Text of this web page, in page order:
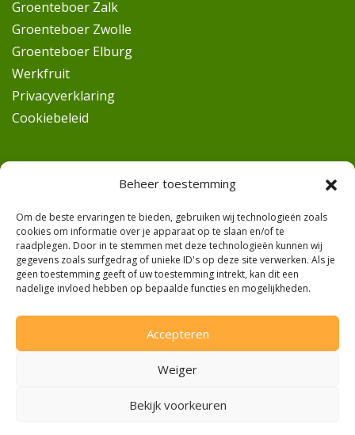
Beheer toestemming
Om de beste ervaringen te bieden, gebruiken wij technologieën zoals
cookies om informatie over je apparaat op te slaan en/of te
raadplegen. Door in te stemmen met deze technologieën kunnen wij
gegevens zoals surfgedrag of unieke ID's op deze site verwerken. Als je
geen toestemming geeft of uw toestemming intrekt, kan dit een
nadelige invloed hebben op bepaalde functies en mogelijkheden.
Accepteren
Weiger
Bekijk voorkeuren
Groenteboer Zalk
Groenteboer Zwolle
Groenteboer Elburg
Werkfruit
Privacyverklaring
Cookiebeleid
Veilig betalen
Ideal
Pin